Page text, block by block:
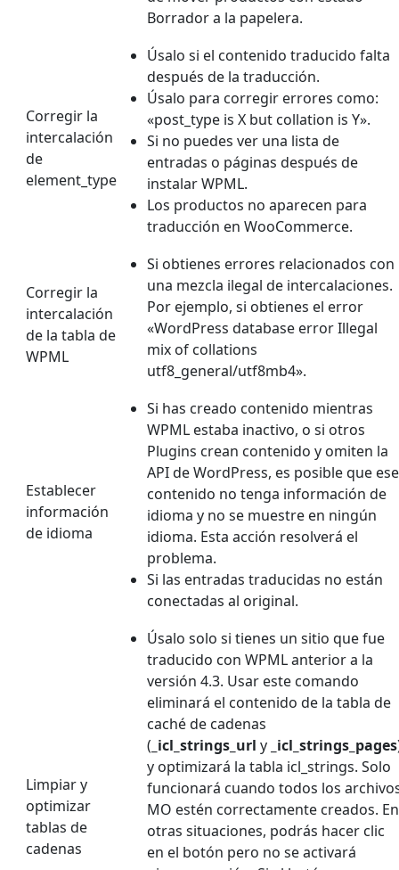
Borrador a la papelera.
Corregir la
intercalación
de
element_type
Úsalo si el contenido traducido falta
después de la traducción.
Úsalo para corregir errores como:
«post_type is X but collation is Y».
Si no puedes ver una lista de
entradas o páginas después de
instalar WPML.
Los productos no aparecen para
traducción en WooCommerce.
Corregir la
intercalación
de la tabla de
WPML
Si obtienes errores relacionados con
una mezcla ilegal de intercalaciones.
Por ejemplo, si obtienes el error
«WordPress database error Illegal
mix of collations
utf8_general/utf8mb4».
Establecer
información
de idioma
Si has creado contenido mientras
WPML estaba inactivo, o si otros
Plugins crean contenido y omiten la
API de WordPress, es posible que ese
contenido no tenga información de
idioma y no se muestre en ningún
idioma. Esta acción resolverá el
problema.
Si las entradas traducidas no están
conectadas al original.
Limpiar y
optimizar
tablas de
cadenas
Úsalo solo si tienes un sitio que fue
traducido con WPML anterior a la
versión 4.3. Usar este comando
eliminará el contenido de la tabla de
caché de cadenas
( _icl_strings_url y _icl_strings_pages
y optimizará la tabla icl_strings. Solo
funcionará cuando todos los
MO estén correctamente creados. En
otras situaciones, podrás hacer clic
en el botón pero no se activará